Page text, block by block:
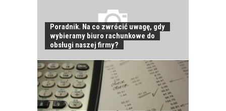
Poradnik. Na co zwrócić uwagę, gdy
wybieramy biuro rachunkowe do
obsługi naszej firmy?
JAK POWINNO
PRAWIDŁOWE
SZKOLENIE
PRACOWNIKÓW?
CZĘŚĆ PIERWSZA!